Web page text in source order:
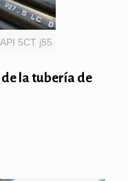
5CT j55
la tubería de